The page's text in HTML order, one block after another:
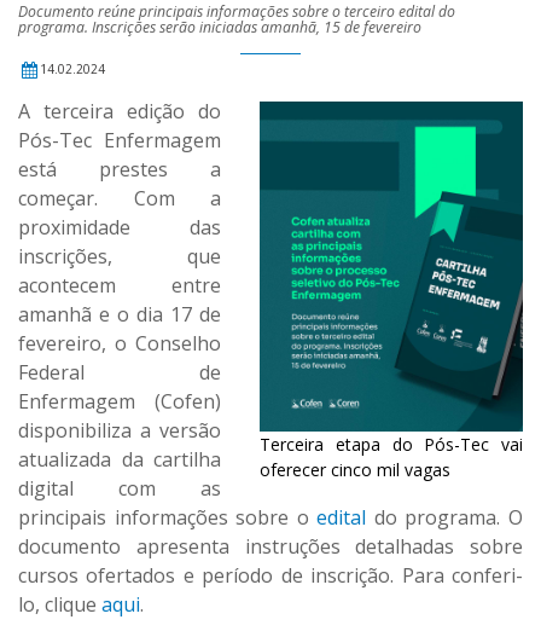
Documento reúne principais informações sobre o terceiro edital do
programa. Inscrições serão iniciadas amanhã, 15 de fevereiro
14.02.2024
Terceira etapa do Pós-Tec vai
oferecer cinco mil vagas
A terceira edição do
Pós-Tec Enfermagem
está prestes a
começar. Com a
proximidade das
inscrições, que
acontecem entre
amanhã e o dia 17 de
fevereiro, o Conselho
Federal de
Enfermagem (Cofen)
disponibiliza a versão
atualizada da cartilha
digital com as
principais informações sobre o edital do programa. O
documento apresenta instruções detalhadas sobre
cursos ofertados e período de inscrição. Para conferi-
lo, clique aqui.